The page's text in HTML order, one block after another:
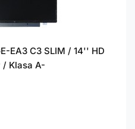
EA3 C3 SLIM / 14'' HD
/ Klasa A-